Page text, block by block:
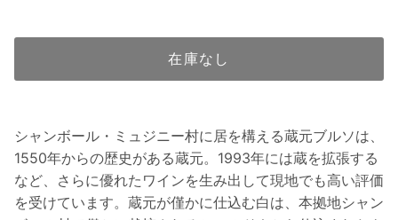
在庫なし
シャンボール・ミュジニー村に居を構える蔵元ブルソは、
1550年からの歴史がある蔵元。1993年には蔵を拡張する
など、さらに優れたワインを生み出して現地でも高い評価
を受けています。蔵元が僅かに仕込む白は、本拠地シャン